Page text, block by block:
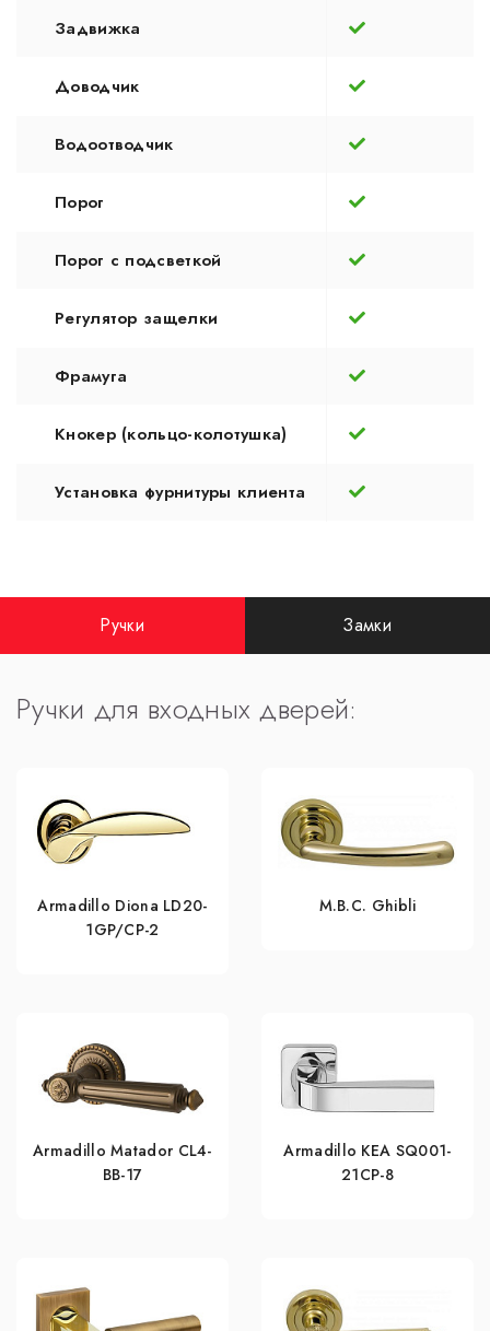
Задвижка
Доводчик
Водоотводчик
Порог
Порог с подсветкой
Регулятор защелки
Фрамуга
Кнокер (кольцо-колотушка)
Установка фурнитуры клиента
Ручки Замки
Ручки для входных дверей:
Armadillo Diona LD20-
1GP/CP-2
M.B.C. Ghibli
Armadillo Matador CL4-
BB-17
Armadillo KEA SQ001-
21CP-8